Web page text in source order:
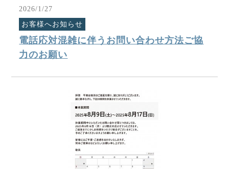
2026/1/27
お客様へお知らせ
電話応対混雑に伴うお問い合わせ方法ご協
力のお願い